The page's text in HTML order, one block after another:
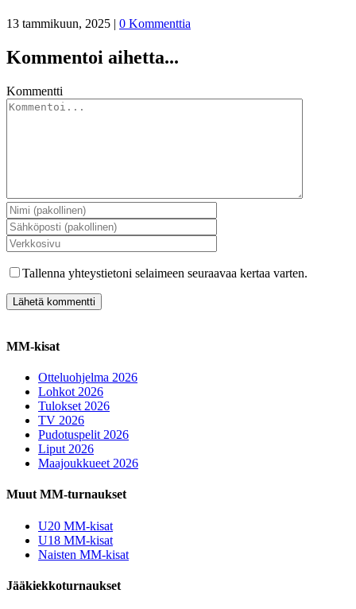
13 tammikuun, 2025 | 0 Kommenttia
Kommentoi aihetta...
Kommentti
Tallenna yhteystietoni selaimeen seuraavaa kertaa varten.
MM-kisat
Otteluohjelma 2026
Lohkot 2026
Tulokset 2026
TV 2026
Pudotuspelit 2026
Liput 2026
Maajoukkueet 2026
Muut MM-turnaukset
U20 MM-kisat
U18 MM-kisat
Naisten MM-kisat
Jääkiekkoturnaukset